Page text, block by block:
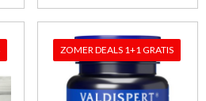
ZOMER DEALS 1+1 GRATIS